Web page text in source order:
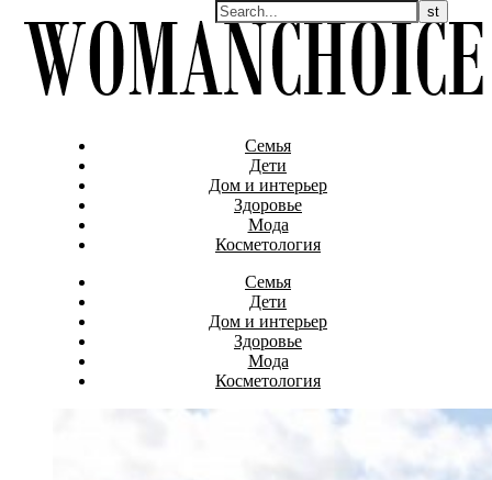
Семья
Дети
Дом и интерьер
Здоровье
Мода
Косметология
Семья
Дети
Дом и интерьер
Здоровье
Мода
Косметология